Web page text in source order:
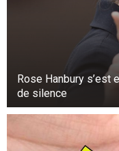
Rose Hanbury s’est
de silence